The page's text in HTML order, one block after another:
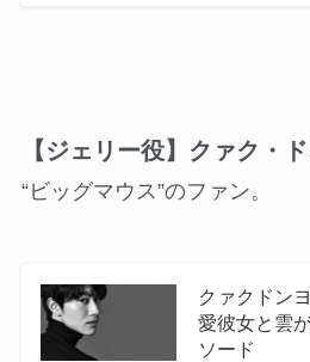
【ジェリー役】クァク・
“ビッグマウス”のファン。
クァクドン
愛彼女と雲
ソード